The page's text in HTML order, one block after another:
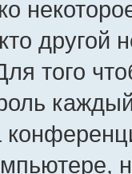
другой
того